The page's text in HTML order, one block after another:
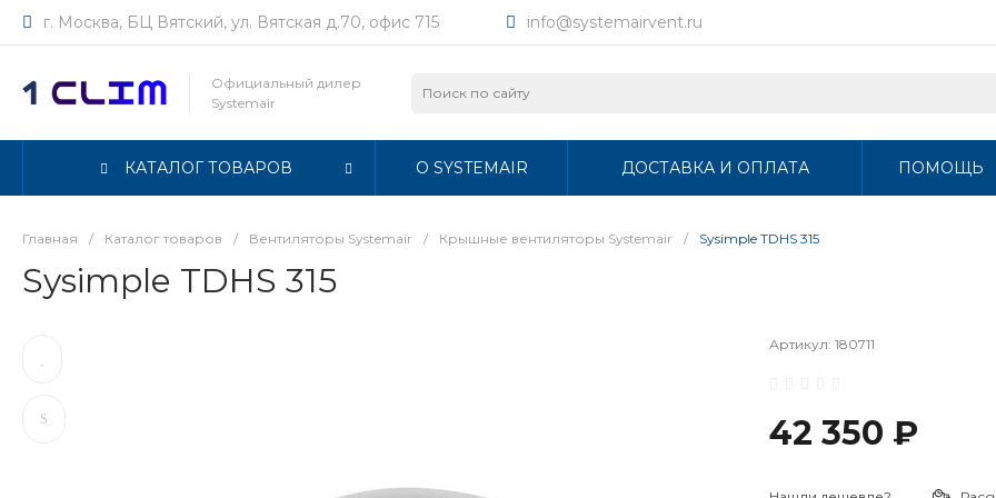
г. Москва, БЦ Вятский, ул. Вятская д.70, офис 715 info@systemairvent.ru
Официальный дилер
Systemair
КАТАЛОГ ТОВАРОВ О SYSTEMAIR ДОСТАВКА И ОПЛАТА ПОМОЩЬ
Главная / Каталог товаров / Вентиляторы Systemair / Крышные вентиляторы Systemair / Sysimple TDHS 315
Sysimple TDHS 315
Артикул: 180711
42 350 ₽